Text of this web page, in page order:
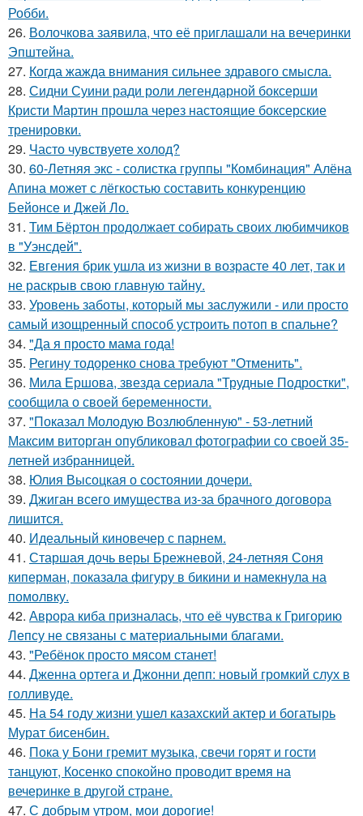
Робби.
26. Волочкова заявила, что её приглашали на вечеринки
Эпштейна.
27. Когда жажда внимания сильнее здравого смысла.
28. Сидни Суини ради роли легендарной боксерши
Кристи Мартин прошла через настоящие боксерские
тренировки.
29. Часто чувствуете холод?
30. 60-Летняя экс - солистка группы "Комбинация" Алёна
Апина может с лёгкостью составить конкуренцию
Бейонсе и Джей Ло.
31. Тим Бёртон продолжает собирать своих любимчиков
в "Уэнсдей".
32. Евгения брик ушла из жизни в возрасте 40 лет, так и
не раскрыв свою главную тайну.
33. Уровень заботы, который мы заслужили - или просто
самый изощренный способ устроить потоп в спальне?
34. "Да я просто мама года!
35. Регину тодоренко снова требуют "Отменить".
36. Мила Ершова, звезда сериала "Трудные Подростки",
сообщила о своей беременности.
37. "Показал Молодую Возлюбленную" - 53-летний
Максим виторган опубликовал фотографии со своей 35-
летней избранницей.
38. Юлия Высоцкая о состоянии дочери.
39. Джиган всего имущества из-за брачного договора
лишится.
40. Идеальный киновечер с парнем.
41. Старшая дочь веры Брежневой, 24-летняя Соня
киперман, показала фигуру в бикини и намекнула на
помолвку.
42. Аврора киба призналась, что её чувства к Григорию
Лепсу не связаны с материальными благами.
43. "Ребёнок просто мясом станет!
44. Дженна ортега и Джонни депп: новый громкий слух в
голливуде.
45. На 54 году жизни ушел казахский актер и богатырь
Мурат бисенбин.
46. Пока у Бони гремит музыка, свечи горят и гости
танцуют, Косенко спокойно проводит время на
вечеринке в другой стране.
47. С добрым утром, мои дорогие!